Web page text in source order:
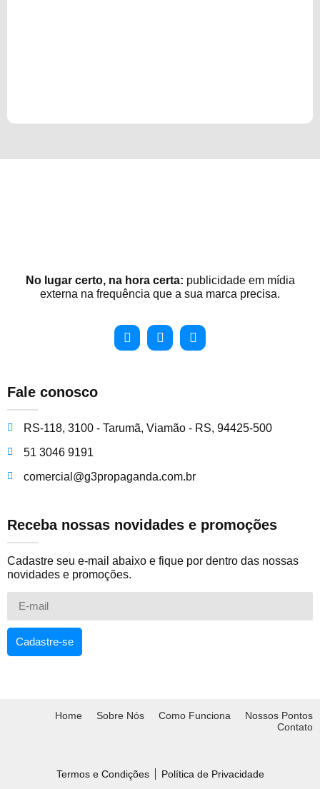
No lugar certo, na hora certa: publicidade em mídia
externa na frequência que a sua marca precisa.
Fale conosco
RS-118, 3100 - Tarumã, Viamão - RS, 94425-500
51 3046 9191
comercial@g3propaganda.com.br
Receba nossas novidades e promoções
Cadastre seu e-mail abaixo e fique por dentro das nossas
novidades e promoções.
Cadastre-se
Termos e Condições Política de Privacidade
Home Sobre Nós Como Funciona
Nossos Pontos
Contato